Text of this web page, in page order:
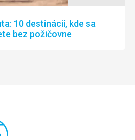
10 destinácií, kde sa
bez požičovne